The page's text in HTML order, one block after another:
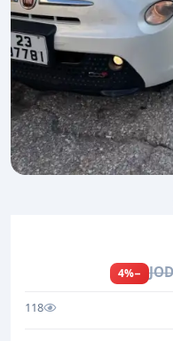
−4%
118